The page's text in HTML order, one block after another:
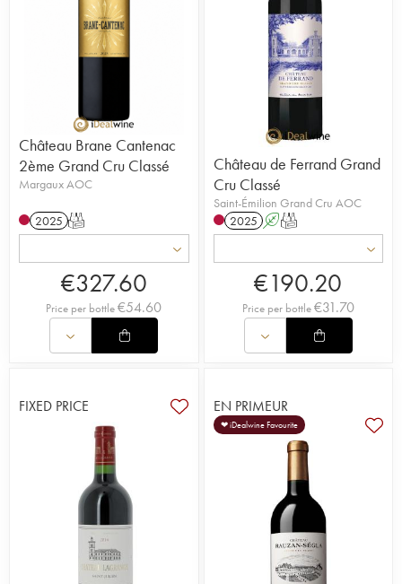
Château Brane Cantenac
2ème Grand Cru Classé
Margaux AOC
2025 T
€327.60
Price per bottle€54.60
Château de Ferrand Grand
Cru Classé
Saint-Émilion Grand Cru AOC
2025 AT
€190.20
Price per bottle€31.70
FIXED PRICE EN PRIMEUR
❤ iDealwine Favourite